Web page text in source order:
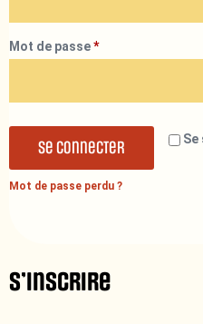
Mot de passe*
Se
Se connecter
Mot de passe perdu ?
S’inscrire